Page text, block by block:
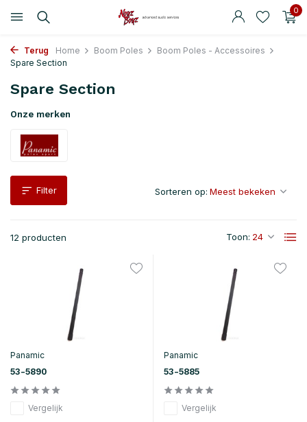
0
Terug Home Boom Poles
Boom Poles - Accessoires
Spare Section
Spare Section
Onze merken
Filter
12 producten Toon:
Sorteren op:
Panamic
53-5890
Vergelijk
Panamic
53-5885
Vergelijk